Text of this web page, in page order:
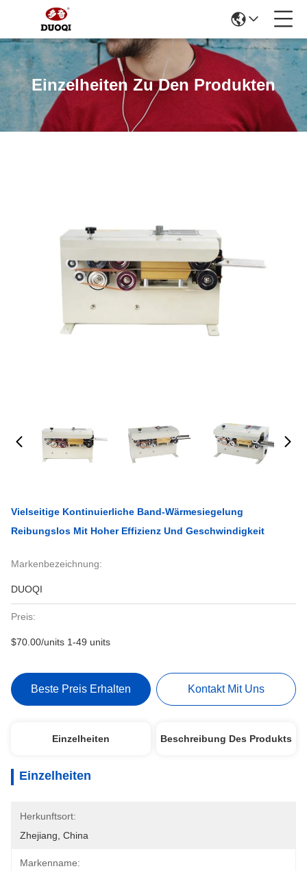
Einzelheiten Zu Den Produkten
Vielseitige Kontinuierliche Band-Wärmesiegelung
Reibungslos Mit Hoher Effizienz Und Geschwindigkeit
Markenbezeichnung:
DUOQI
Preis:
$70.00/units 1-49 units
Beste Preis Erhalten Kontakt Mit Uns
Einzelheiten Beschreibung Des Produkts
Einzelheiten
Herkunftsort:
Zhejiang, China
Markenname: